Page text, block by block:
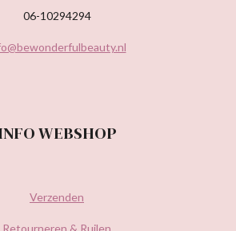
06-10294294
WEBSHOP
Verzenden
Retourneren & Ruilen